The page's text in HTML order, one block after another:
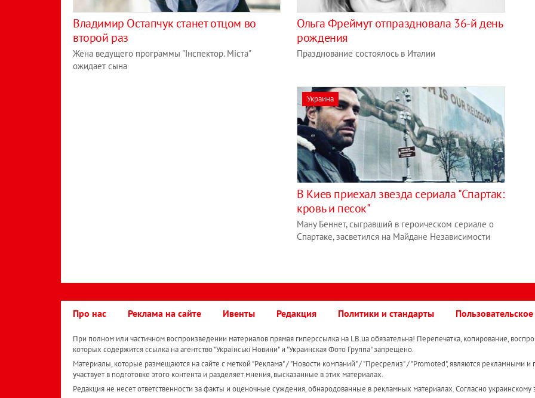
Владимир Остапчук станет отцом во
второй раз
Жена ведущего программы "Інспектор. Міста"
ожидает сына
Ольга Фреймут отпраздновала 36-й день
рождения
Празднование состоялось в Италии
Украина
В Киев приехал звезда сериала "Спартак:
кровь и песок"
Ману Беннет, сыгравший в героическом сериале о
Спартаке, засветился на Майдане Независимости
Про нас Реклама на сайте Ивенты Редакция Политики и стандарты
При полном или частичном воспроизведении материалов прямая гиперссылка на LB.ua обязательна! Перепечатка, копирование,
которых содержится ссылка на агентство "Українськi Новини" и "Украинская Фото Группа" запрещено.
Материалы, которые размещаются на сайте с меткой "Реклама" / "Новости компаний" / "Пресрелиз" / "Promoted", являются рекламными и
участвует в подготовке этого контента и разделяет мнения, высказанные в этих материалах.
Редакция не несет ответственности за факты и оценочные суждения, обнародованные в рекламных материалах. Согласно украинскому